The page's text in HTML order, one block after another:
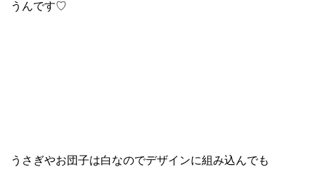
うんです♡
うさぎやお団子は白なのでデザインに組み込んでも